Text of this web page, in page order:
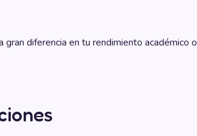
diferencia en tu rendimiento académico o